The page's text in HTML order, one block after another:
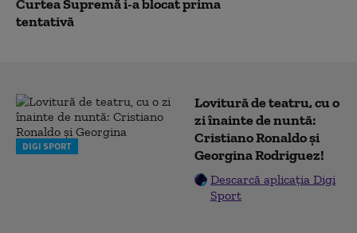
Curtea Supremă i-a blocat prima
tentativă
DIGI SPORT
Lovitură de teatru, cu o
zi înainte de nuntă:
Cristiano Ronaldo și
Georgina Rodriguez!
Descarcă aplicația Digi
Sport